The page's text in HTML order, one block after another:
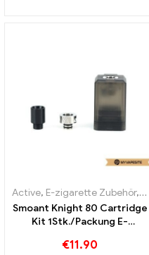
Active, E-zigarette Zubehör,
Smoant Knight 80 Cartridge
Kit 1Stk./Packung E-
Custom
€11.90